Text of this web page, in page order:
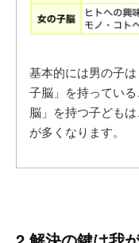
基本的には男の子
子脳」を持ってい
脳」を持つ子ども
が多くなります。